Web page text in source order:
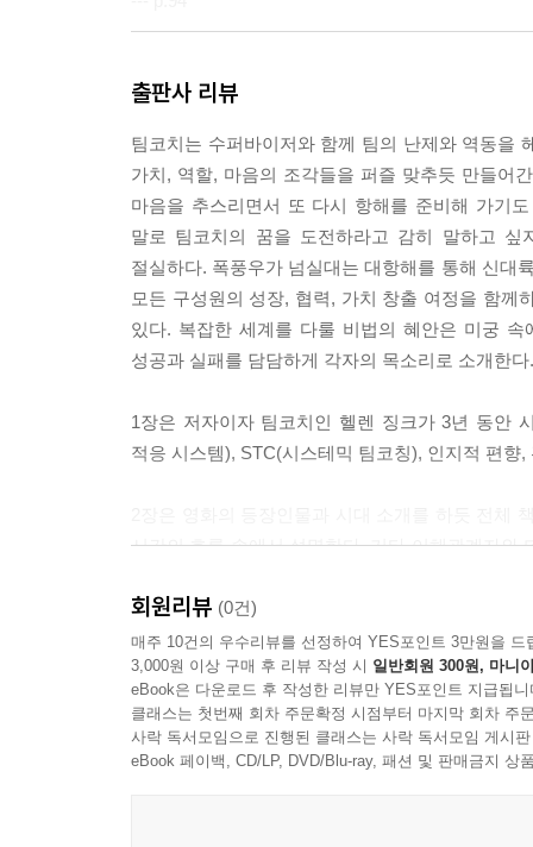
그리고 기타 팀 개발 방식 간의 구분을 명확히 유
--- p.106
[그림 3.9]는 이 장의 전체 내용을 시각적으로 보
발 접근법의 흐름을 설명한다. 목표 설정, HPT 모
이 아니었다는 점을 다시 강조한다. 또한, [그림
며 사전에 정해진 실행 계획을 나타내는 것은 아니
--- p.116
Co에서 근무했다. 또한 책의 기반이 되는 팀 창설
고, 마이클과 팀원들을 잘 알고 있었으며, 공식적
발의 이점을 인식하고, 3년 차에는 우리 스스로 개
--- p.145
마무리하기 전에 이 책에서 다루는 3년 동안 우리
특별했고, 우주는 말 그대로 우리에게 할 수 있는
일은 상상도 할 수 없었어요!”라고 말하곤 한다.
출판사 리뷰
팀코치는 수퍼바이저와 함께 팀의 난제와 역동을
가치, 역할, 마음의 조각들을 퍼즐 맞추듯 만들어
마음을 추스리면서 또 다시 항해를 준비해 가기
말로 팀코치의 꿈을 도전하라고 감히 말하고
절실하다. 폭풍우가 넘실대는 대항해를 통해 신대
모든 구성원의 성장, 협력, 가치 창출 여정을 함께
있다. 복잡한 세계를 다룰 비법의 혜안은 미궁
성공과 실패를 담담하게 각자의 목소리로 소개한다.
1장은 저자이자 팀코치인 헬렌 징크가 3년 동안
적응 시스템), STC(시스테믹 팀코칭), 인지적 편
시간의 흐름 속에서 설명한다. 기타 이해관계자와
3장은 팀 개발 여정의 핵심이라 할 수 있는 접근
정해진 방법론을 따르기보다는 상황에 따라 진화
독특한 개발 프레임워크가 소개되며, 3년이라는
실행되고 발전했는지를 상세히 들여다본다.
회원리뷰 (0건)
매주 10건의 우수리뷰를 선정하여 YES포인트 3만원을 드
3,000원 이상 구매 후 리뷰 작성 시 일반회원 300원, 마니
eBook은 다운로드 후 작성한 리뷰만 YES포인트 지급됩니
클래스는 첫번째 회차 주문확정 시점부터 마지막 회차 주
사락 독서모임으로 진행된 클래스는 사락 독서모임 게시
eBook 페이백, CD/LP, DVD/Blu-ray, 패션 및 판매금지 상